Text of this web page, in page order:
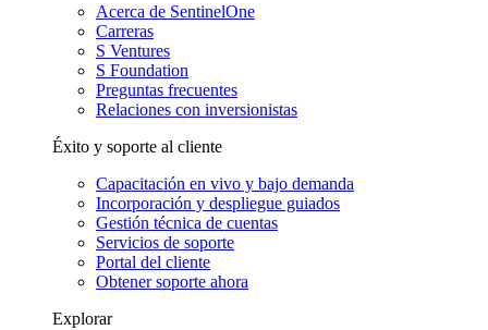
Acerca de SentinelOne
Carreras
S Ventures
S Foundation
Preguntas frecuentes
Relaciones con inversionistas
Éxito y soporte al cliente
Capacitación en vivo y bajo demanda
Incorporación y despliegue guiados
Gestión técnica de cuentas
Servicios de soporte
Portal del cliente
Obtener soporte ahora
Explorar